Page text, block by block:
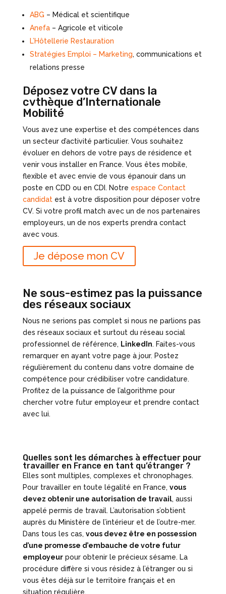
ABG – Médical et scientifique
Anefa– Agricole et viticole
L’Hôtellerie Restauration
Stratégies Emploi – Marketing, communications et
relations presse
Déposez votre CV dans la
cvthèque d’Internationale
Mobilité
Vous avez une expertise et des compétences dans
un secteur d’activité particulier. Vous souhaitez
évoluer en dehors de votre pays de résidence et
venir vous installer en France. Vous êtes mobile,
flexible et avec envie de vous épanouir dans un
poste en CDD ou en CDI. Notre espace Contact
candidatest à votre disposition pour déposer votre
CV. Si votre profil match avec un de nos partenaires
employeurs, un de nos experts prendra contact
avec vous.
Je dépose mon CV
Ne sous-estimez pas la puissance
des réseaux sociaux
Nous ne serions pas complet si nous ne parlions pas
des réseaux sociaux et surtout du réseau social
professionnel de référence, LinkedIn. Faites-vous
remarquer en ayant votre page à jour. Postez
régulièrement du contenu dans votre domaine de
compétence pour crédibiliser votre candidature.
Profitez de la puissance de l’algorithme pour
chercher votre futur employeur et prendre contact
avec lui.
Quelles sont les démarches à effectuer pour
travailler en France en tant qu’étranger ?
Elles sont multiples, complexes et chronophages.
Pour travailler en toute légalité en France, vous
devez obtenir une autorisation de travail, aussi
appelé permis de travail. L’autorisation s’obtient
auprès du Ministère de l’intérieur et de l’outre-mer.
Dans tous les cas, vous devez être en possession
d’une promesse d’embauche de votre futur
employeurpour obtenir le précieux sésame. La
procédure diffère si vous résidez à l’étranger ou si
vous êtes déjà sur le territoire français et en
situation régulière.